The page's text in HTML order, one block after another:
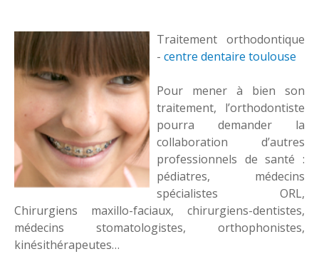
Traitement orthodontique
- centre dentaire toulouse
Pour mener à bien son
traitement, l’orthodontiste
pourra demander la
collaboration d’autres
professionnels de santé :
pédiatres, médecins
spécialistes ORL,
Chirurgiens maxillo-faciaux, chirurgiens-dentistes,
médecins stomatologistes, orthophonistes,
kinésithérapeutes…